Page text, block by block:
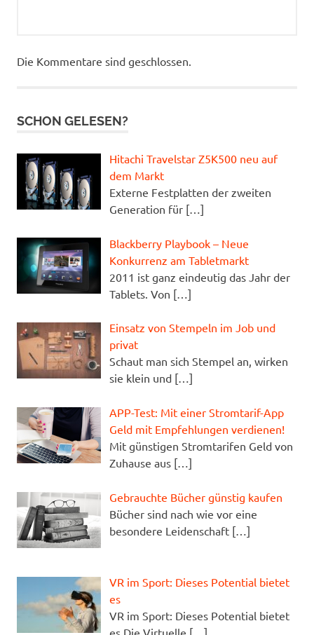
Die Kommentare sind geschlossen.
SCHON GELESEN?
Hitachi Travelstar Z5K500 neu auf
dem Markt
Externe Festplatten der zweiten
Generation für […]
Blackberry Playbook – Neue
Konkurrenz am Tabletmarkt
2011 ist ganz eindeutig das Jahr der
Tablets. Von […]
Einsatz von Stempeln im Job und
privat
Schaut man sich Stempel an, wirken
sie klein und […]
APP-Test: Mit einer Stromtarif-App
Geld mit Empfehlungen verdienen!
Mit günstigen Stromtarifen Geld von
Zuhause aus […]
Gebrauchte Bücher günstig kaufen
Bücher sind nach wie vor eine
besondere Leidenschaft […]
VR im Sport: Dieses Potential bietet
es
VR im Sport: Dieses Potential bietet
es Die Virtuelle […]